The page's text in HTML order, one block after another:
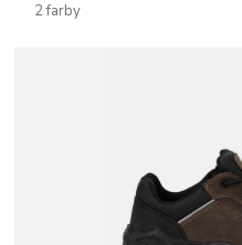
2 farby